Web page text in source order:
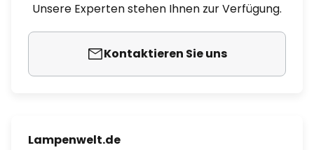
Unsere Experten stehen Ihnen zur Verfügung.
Kontaktieren Sie uns
Lampenwelt.de